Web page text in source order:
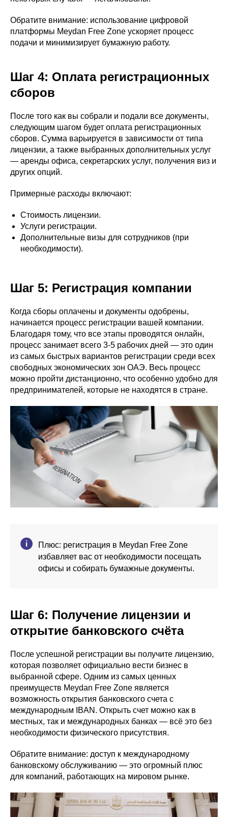
Обратите внимание: использование цифровой
платформы Meydan Free Zone ускоряет процесс
подачи и минимизирует бумажную работу.
Шаг 4: Оплата регистрационных
сборов
После того как вы собрали и подали все документы,
следующим шагом будет оплата регистрационных
сборов. Сумма варьируется в зависимости от типа
лицензии, а также выбранных дополнительных услуг
— аренды офиса, секретарских услуг, получения виз и
других опций.
Примерные расходы включают:
Стоимость лицензии.
Услуги регистрации.
Дополнительные визы для сотрудников (при
необходимости).
Шаг 5: Регистрация компании
Когда сборы оплачены и документы одобрены,
начинается процесс регистрации вашей компании.
Благодаря тому, что все этапы проводятся онлайн,
процесс занимает всего 3-5 рабочих дней — это один
из самых быстрых вариантов регистрации среди всех
свободных экономических зон ОАЭ. Весь процесс
можно пройти дистанционно, что особенно удобно для
предпринимателей, которые не находятся в стране.
Плюс: регистрация в Meydan Free Zone
избавляет вас от необходимости посещать
офисы и собирать бумажные документы.
Шаг 6: Получение лицензии и
открытие банковского счёта
После успешной регистрации вы получите лицензию,
которая позволяет официально вести бизнес в
выбранной сфере. Одним из самых ценных
преимуществ Meydan Free Zone является
возможность открытия банковского счета с
международным IBAN. Открыть счет можно как в
местных, так и международных банках — всё это без
необходимости физического присутствия.
Обратите внимание: доступ к международному
банковскому обслуживанию — это огромный плюс
для компаний, работающих на мировом рынке.